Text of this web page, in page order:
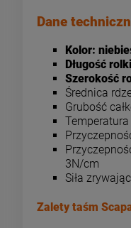
Dane
Kolor:
Długość
Szerokość
Średnica
Grubość
Temperatura
3N/cm
Siła
Zalety taśm